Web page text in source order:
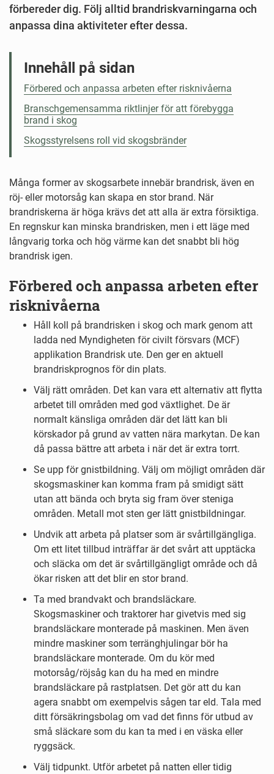
förbereder dig. Följ alltid brandriskvarningarna och
anpassa dina aktiviteter efter dessa.
Innehåll på sidan
Förbered och anpassa arbeten efter risknivåerna
Branschgemensamma riktlinjer för att förebygga
brand i skog
Skogsstyrelsens roll vid skogsbränder
Många former av skogsarbete innebär brandrisk, även en
röj- eller motorsåg kan skapa en stor brand. När
brandriskerna är höga krävs det att alla är extra försiktiga.
En regnskur kan minska brandrisken, men i ett läge med
långvarig torka och hög värme kan det snabbt bli hög
brandrisk igen.
Förbered och anpassa arbeten efter
risknivåerna
Håll koll på brandrisken i skog och mark genom att
ladda ned Myndigheten för civilt försvars (MCF)
applikation Brandrisk ute. Den ger en aktuell
brandriskprognos för din plats.
Välj rätt områden. Det kan vara ett alternativ att flytta
arbetet till områden med god växtlighet. De är
normalt känsliga områden där det lätt kan bli
körskador på grund av vatten nära markytan. De kan
då passa bättre att arbeta i när det är extra torrt.
Se upp för gnistbildning. Välj om möjligt områden där
skogsmaskiner kan komma fram på smidigt sätt
utan att bända och bryta sig fram över steniga
områden. Metall mot sten ger lätt gnistbildningar.
Undvik att arbeta på platser som är svårtillgängliga.
Om ett litet tillbud inträffar är det svårt att upptäcka
och släcka om det är svårtillgängligt område och då
ökar risken att det blir en stor brand.
Ta med brandvakt och brandsläckare.
Skogsmaskiner och traktorer har givetvis med sig
brandsläckare monterade på maskinen. Men även
mindre maskiner som terränghjulingar bör ha
brandsläckare monterade. Om du kör med
motorsåg/röjsåg kan du ha med en mindre
brandsläckare på rastplatsen. Det gör att du kan
agera snabbt om exempelvis sågen tar eld. Tala med
ditt försäkringsbolag om vad det finns för utbud av
små släckare som du kan ta med i en väska eller
ryggsäck.
Välj tidpunkt. Utför arbetet på natten eller tidig